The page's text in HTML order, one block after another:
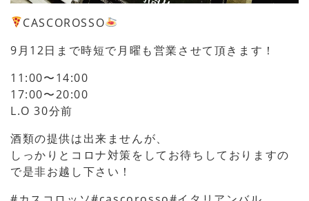
CASCOROSSO
9月12日まで時短で月曜も営業させて頂きます！
11:00〜14:00
17:00〜20:00
L.O 30分前
酒類の提供は出来ませんが、
しっかりとコロナ対策をしてお待ちしておりますの
で是非お越し下さい！